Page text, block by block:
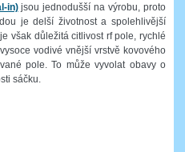
in)jsou jednodušší na výrobu, proto
je delší životnost a spolehlivější
však důležitá citlivost rf pole, rychlé
vodivé vnější vrstvě kovového
pole. To může vyvolat obavy o
sáčku.